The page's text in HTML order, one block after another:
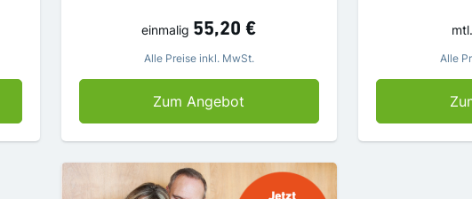
AZ lesen und sparen
einmalig 55,20 €
Alle Preise inkl. MwSt.
Zum Angebot 8 Wochen WAZ lesen und sparen
mtl.
Alle